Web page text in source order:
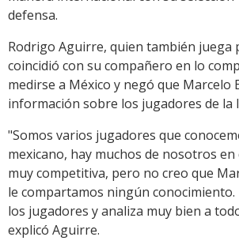
defensa.
Rodrigo Aguirre, quien también juega
coincidió con su compañero en lo
medirse a México y negó que Marcelo
información sobre los jugadores de la
"Somos varios jugadores que
mexicano, hay muchos de nosotros en
muy competitiva, pero no creo que
le compartamos ningún conocimiento.
los jugadores y analiza muy bien a
explicó Aguirre.